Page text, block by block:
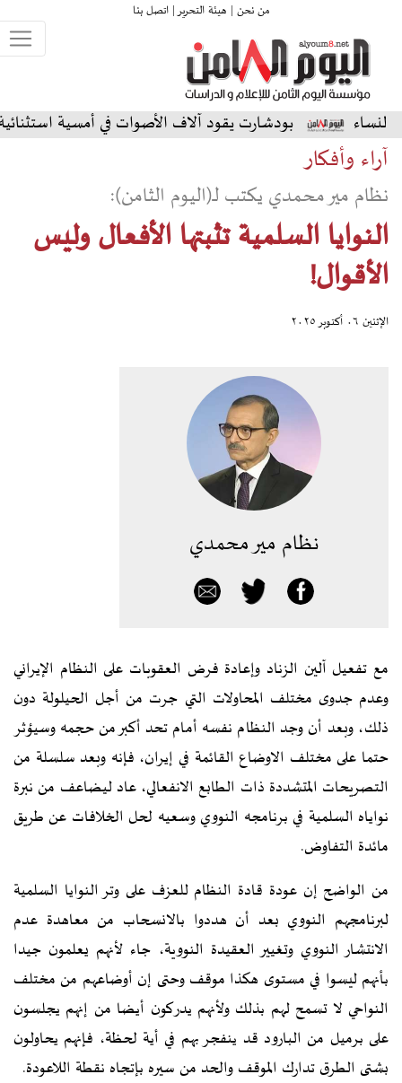
من نحن | هيئة التحرير |اتصل بنا
بودشارت يقود آلاف الأصوات في أمسية استثنائية على المسرح
آراء وأفكار
نظام مير محمدي يكتب لـ(اليوم الثامن):
النوايا السلمية تثبتها الأفعال وليس
الأقوال!
الإثنين ٠٦ أكتوبر ٢٠٢٥
نظام مير محمدي
مع تفعيل آلين الزناد وإعادة فرض العقوبات على النظام الإيراني
وعدم جدوى مختلف المحاولات التي جرت من أجل الحيلولة دون
ذلك، وبعد أن وجد النظام نفسه أمام تحد أکبر من حجمه وسيٶثر
حتما على مختلف الاوضاع القائمة في إيران، فإنه وبعد سلسلة من
التصريحات المتشددة ذات الطابع الانفعالي، عاد ليضاعف من نبرة
نواياه السلمية في برنامجه النووي وسعيه لحل الخلافات عن طريق
مائدة التفاوض.
من الواضح إن عودة قادة النظام للعزف على وتر النوايا السلمية
لبرنامجهم النووي بعد أن هددوا بالانسحاب من معاهدة عدم
الانتشار النووي وتغيير العقيدة النووية، جاء لأنهم يعلمون جيدا
بأنهم ليسوا في مستوى هکذا موقف وحتى إن أوضاعهم من مختلف
النواحي لا تسمح لهم بذلك ولأنهم يدرکون أيضا من إنهم يجلسون
على برميل من البارود قد ينفجر بهم في أية لحظة، فإنهم يحاولون
بشتى الطرق تدارك الموقف والحد من سيره بإتجاه نقطة اللاعودة.